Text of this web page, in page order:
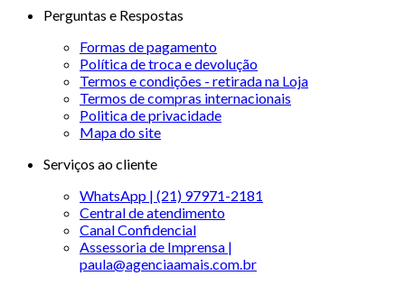
Perguntas e Respostas
Formas de pagamento
Política de troca e devolução
Termos e condições - retirada na Loja
Termos de compras internacionais
Politica de privacidade
Mapa do site
Serviços ao cliente
WhatsApp | (21) 97971-2181
Central de atendimento
Canal Confidencial
Assessoria de Imprensa |
paula@agenciaamais.com.br